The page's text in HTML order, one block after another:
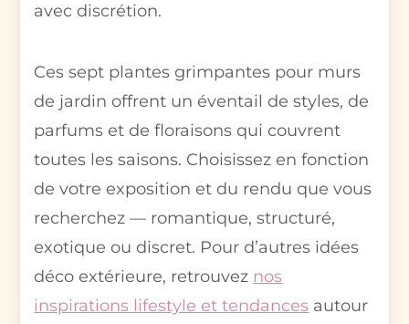
avec discrétion.
Ces sept plantes grimpantes pour murs
de jardin offrent un éventail de styles, de
parfums et de floraisons qui couvrent
toutes les saisons. Choisissez en fonction
de votre exposition et du rendu que vous
recherchez — romantique, structuré,
exotique ou discret. Pour d’autres idées
déco extérieure, retrouvez nos
inspirations lifestyle et tendances autour